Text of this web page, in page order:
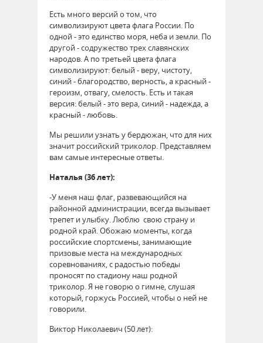
Есть много версий о том, что
символизируют цвета флага России. По
одной - это единство моря, неба и земли. По
другой - содружество трех славянских
народов. А по третьей цвета флага
символизируют: белый - веру, чистоту,
синий - благородство, верность, а красный -
героизм, отвагу, смелость. Есть и такая
версия: белый - это вера, синий - надежда, а
красный - любовь.
Мы решили узнать у бердюжан, что для них
значит российский триколор. Представляем
вам самые интересные ответы.
Наталья (36 лет):
-У меня наш флаг, развевающийся на
районной администрации, всегда вызывает
трепет и улыбку. Люблю свою страну и
родной край. Обожаю моменты, когда
российские спортсмены, занимающие
призовые места на международных
соревнованиях, с радостью победы
проносят по стадиону наш родной
триколор. Я не говорю о гимне, слушая
который, горжусь Россией, чтобы о ней не
говорили.
Виктор Николаевич (50 лет):